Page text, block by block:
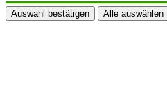
Auswahl bestätigen Alle auswählen